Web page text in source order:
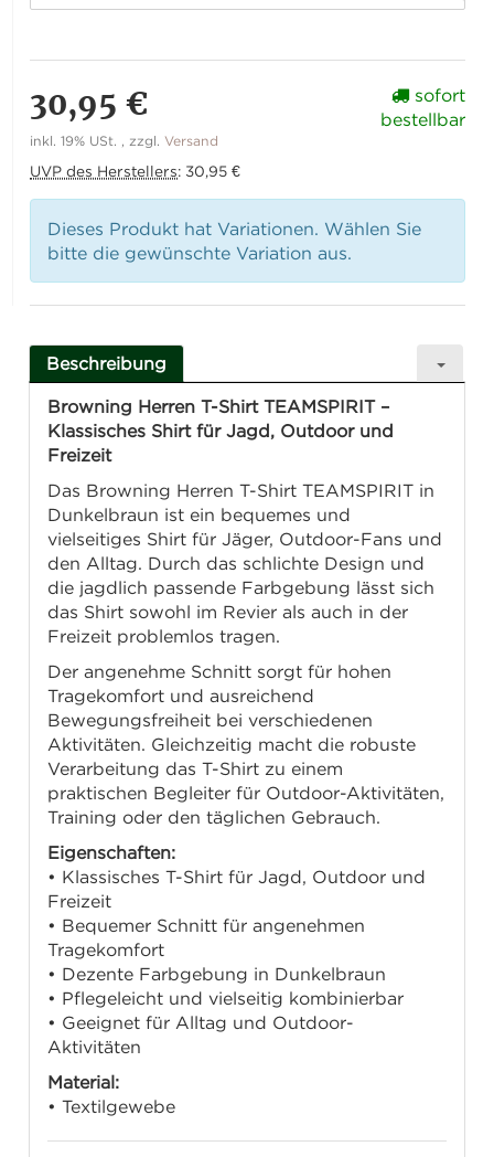
30,95 €
inkl. 19% USt. , zzgl.Versand
UVP des Herstellers: 30,95 €
sofort
bestellbar
Dieses Produkt hat Variationen. Wählen Sie
bitte die gewünschte Variation aus.
Beschreibung
Browning Herren T-Shirt TEAMSPIRIT –
Klassisches Shirt für Jagd, Outdoor und
Freizeit
Das Browning Herren T-Shirt TEAMSPIRIT in
Dunkelbraun ist ein bequemes und
vielseitiges Shirt für Jäger, Outdoor-Fans und
den Alltag. Durch das schlichte Design und
die jagdlich passende Farbgebung lässt sich
das Shirt sowohl im Revier als auch in der
Freizeit problemlos tragen.
Der angenehme Schnitt sorgt für hohen
Tragekomfort und ausreichend
Bewegungsfreiheit bei verschiedenen
Aktivitäten. Gleichzeitig macht die robuste
Verarbeitung das T-Shirt zu einem
praktischen Begleiter für Outdoor-Aktivitäten,
Training oder den täglichen Gebrauch.
Eigenschaften:
• Klassisches T-Shirt für Jagd, Outdoor und
Freizeit
• Bequemer Schnitt für angenehmen
Tragekomfort
• Dezente Farbgebung in Dunkelbraun
• Pflegeleicht und vielseitig kombinierbar
• Geeignet für Alltag und Outdoor-
Aktivitäten
Material:
• Textilgewebe